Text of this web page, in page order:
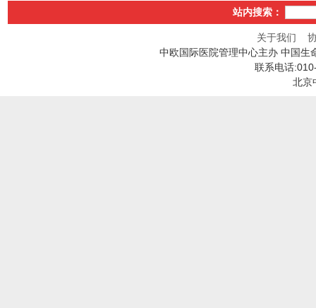
站内搜索：
关于我们
中欧国际医院管理中心主办 中国生
联系电话
北京